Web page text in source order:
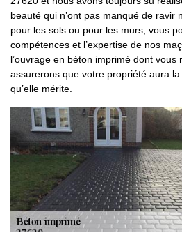
beauté qui n’ont pas manqué de ravir
pour les sols ou pour les murs, vous
compétences et l’expertise de nos
l’ouvrage en béton imprimé dont vous
assurerons que votre propriété aura
qu’elle mérite.